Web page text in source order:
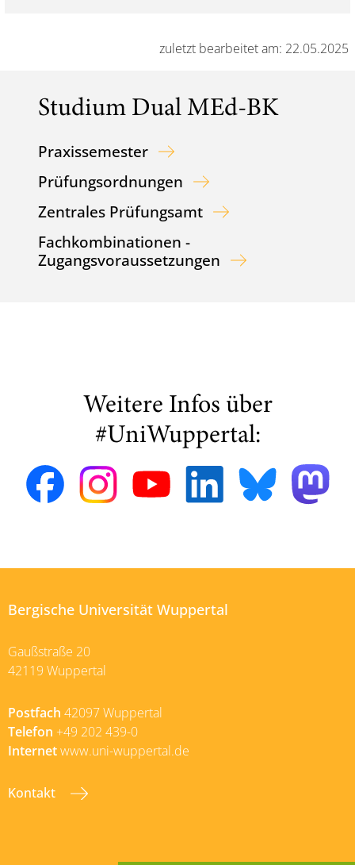
zuletzt bearbeitet am: 22.05.2025
Studium Dual MEd-BK
Praxissemester
Prüfungsordnungen
Zentrales Prüfungsamt
Fachkombinationen -
Zugangsvoraussetzungen
Weitere Infos über
#UniWuppertal:
Bergische Universität Wuppertal
Gaußstraße 20
42119 Wuppertal
Postfach 42097 Wuppertal
Telefon +49 202 439-0
Internetwww.uni-wuppertal.de
Kontakt